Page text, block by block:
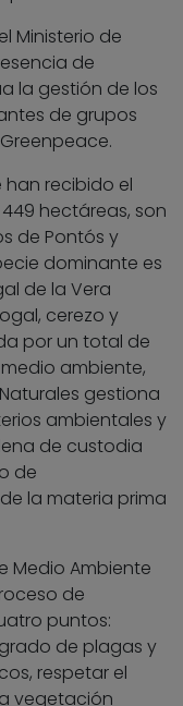
Ministerio de
de
la gestión de los
de grupos
recibido el
hectáreas, son
de Pontós y
dominante es
de la Vera
cerezo y
por un total de
ambiente,
gestiona
ambientales y
de custodia
de
la materia prima
Medio Ambiente
de
puntos:
de plagas y
respetar el
vegetación